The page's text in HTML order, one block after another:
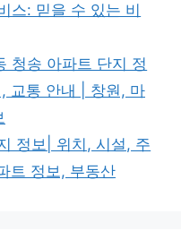
스: 믿을 수 있는 비
청송 아파트 단지 정
교통 안내 | 창원, 마
정보| 위치, 시설, 주
트 정보, 부동산